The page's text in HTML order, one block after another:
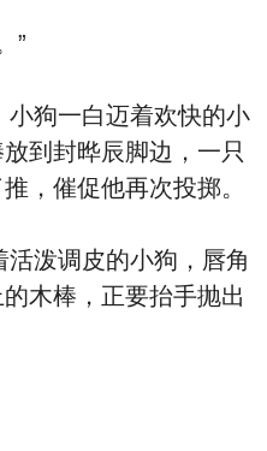
”
狗一白迈着欢快的小
到封晔辰脚边，一只
，催促他再次投掷。
泼调皮的小狗，唇角
木棒，正要抬手抛出